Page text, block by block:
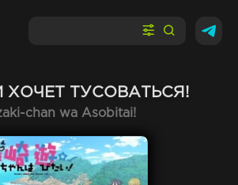
ХОЧЕТ ТУСОВАТЬСЯ!
chan wa Asobitai!